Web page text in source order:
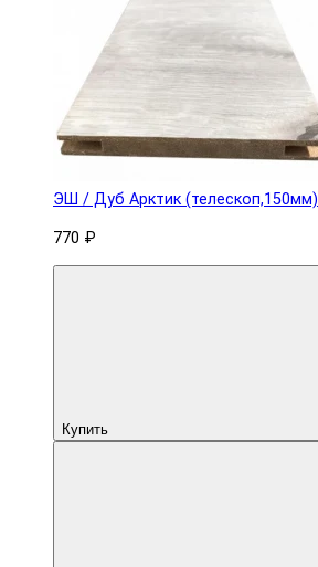
ЭШ / Дуб Арктик (телескоп,150мм)
770 ₽
Купить